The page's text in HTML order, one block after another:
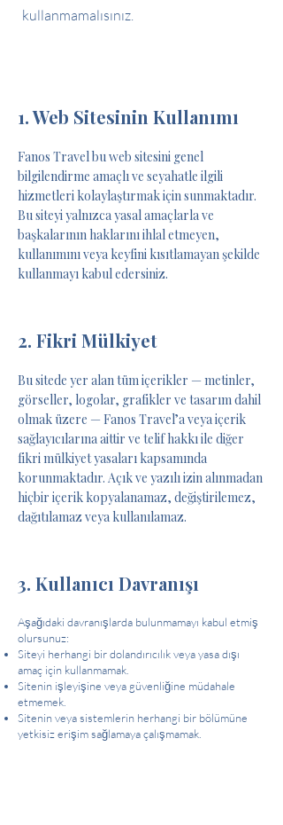
kullanmamalısınız.
1. Web Sitesinin Kullanımı
Fanos Travel bu web sitesini genel
bilgilendirme amaçlı ve seyahatle ilgili
hizmetleri kolaylaştırmak için sunmaktadır.
Bu siteyi yalnızca yasal amaçlarla ve
başkalarının haklarını ihlal etmeyen,
kullanımını veya keyfini kısıtlamayan şekilde
kullanmayı kabul edersiniz.
2. Fikri Mülkiyet
Bu sitede yer alan tüm içerikler — metinler,
görseller, logolar, grafikler ve tasarım dahil
olmak üzere — Fanos Travel’a veya içerik
sağlayıcılarına aittir ve telif hakkı ile diğer
fikri mülkiyet yasaları kapsamında
korunmaktadır. Açık ve yazılı izin alınmadan
hiçbir içerik kopyalanamaz, değiştirilemez,
dağıtılamaz veya kullanılamaz.
3. Kullanıcı Davranışı
Aşağıdaki davranışlarda bulunmamayı kabul etmiş
olursunuz:
Siteyi herhangi bir dolandırıcılık veya yasa dışı
amaç için kullanmamak.
Sitenin işleyişine veya güvenliğine müdahale
etmemek.
Sitenin veya sistemlerin herhangi bir bölümüne
yetkisiz erişim sağlamaya çalışmamak.